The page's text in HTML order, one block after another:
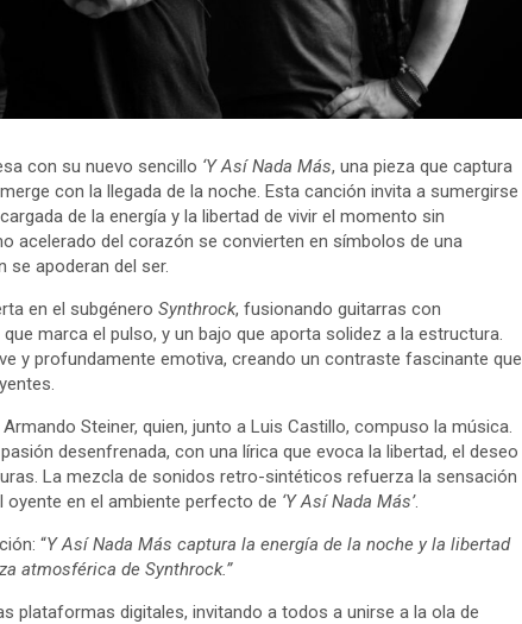
con su nuevo sencillo ‘Y Así Nada Más, una pieza que captura
con la llegada de la noche. Esta canción invita a sumergirse
de la energía y la libertad de vivir el momento sin
acelerado del corazón se convierten en símbolos de una
se apoderan del ser.
en el subgénero Synthrock, fusionando guitarras con
marca el pulso, y un bajo que aporta solidez a la estructura.
y profundamente emotiva, creando un contraste fascinante que
Steiner, quien, junto a Luis Castillo, compuso la música.
desenfrenada, con una lírica que evoca la libertad, el deseo
La mezcla de sonidos retro-sintéticos refuerza la sensación
en el ambiente perfecto de ‘Y Así Nada Más’.
“Y Así Nada Más captura la energía de la noche y la libertad
atmosférica de Synthrock.”
plataformas digitales, invitando a todos a unirse a la ola de